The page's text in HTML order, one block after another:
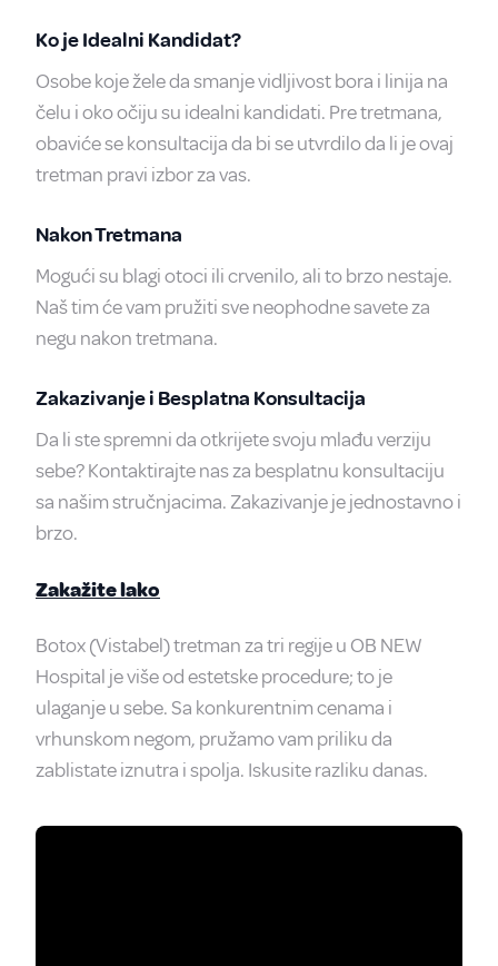
Ko je Idealni Kandidat?
Osobe koje žele da smanje vidljivost bora i linija na
čelu i oko očiju su idealni kandidati. Pre tretmana,
obaviće se konsultacija da bi se utvrdilo da li je ovaj
tretman pravi izbor za vas.
Nakon Tretmana
Mogući su blagi otoci ili crvenilo, ali to brzo nestaje.
Naš tim će vam pružiti sve neophodne savete za
negu nakon tretmana.
Zakazivanje i Besplatna Konsultacija
Da li ste spremni da otkrijete svoju mlađu verziju
sebe? Kontaktirajte nas za besplatnu konsultaciju
sa našim stručnjacima. Zakazivanje je jednostavno i
brzo.
Zakažite lako
Botox (Vistabel) tretman za tri regije u OB NEW
Hospital je više od estetske procedure; to je
ulaganje u sebe. Sa konkurentnim cenama i
vrhunskom negom, pružamo vam priliku da
zablistate iznutra i spolja. Iskusite razliku danas.